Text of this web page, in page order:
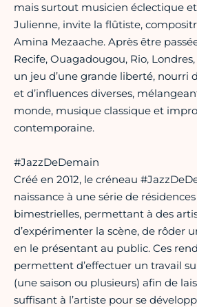
mais surtout musicien éclectique
Julienne, invite la flûtiste,
Amina Mezaache. Après être
Recife, Ouagadougou, Rio,
un jeu d’une grande liberté, nourri
et d’influences diverses,
monde, musique classique et
contemporaine.
#JazzDeDemain
Créé en 2012, le créneau
naissance à une série de
bimestrielles, permettant à des
d’expérimenter la scène, de rôder
en le présentant au public. Ces
permettent d’effectuer un travail
(une saison ou plusieurs) afin de
suffisant à l’artiste pour se